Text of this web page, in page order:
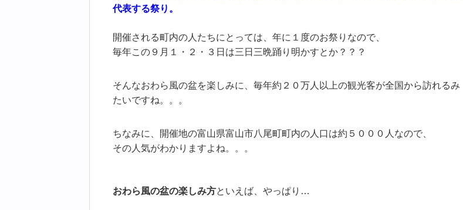
代表する祭り。
開催される町内の人たちにとっては、年に１度のお祭りなので、
毎年この９月１・２・３日は三日三晩踊り明かすとか？？？
そんなおわら風の盆を楽しみに、毎年約２０万人以上の観光客が全国から訪れるみ
たいですね。。。
ちなみに、開催地の富山県富山市八尾町町内の人口は約５０００人なので、
その人気がわかりますよね。。。
おわら風の盆の楽しみ方といえば、やっぱり…